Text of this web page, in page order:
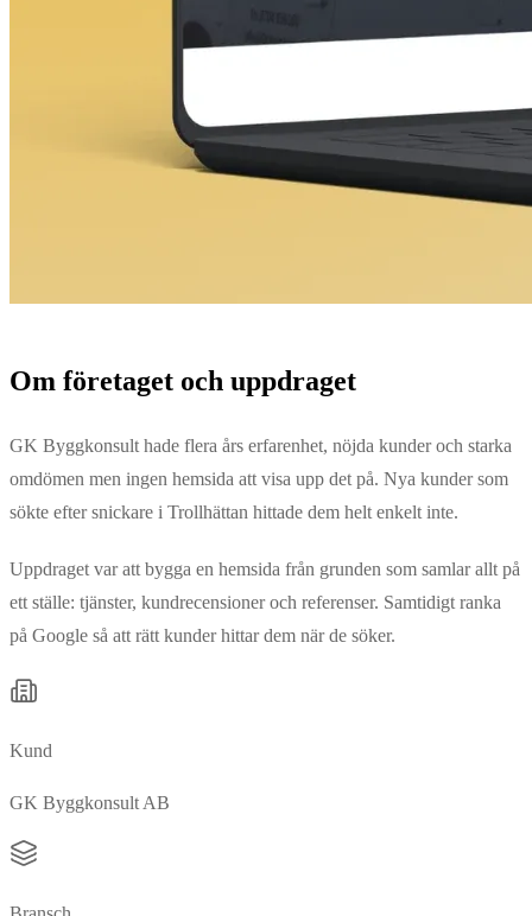
Om företaget och uppdraget
GK Byggkonsult hade flera års erfarenhet, nöjda kunder och starka
omdömen men ingen hemsida att visa upp det på. Nya kunder som
sökte efter snickare i Trollhättan hittade dem helt enkelt inte.
Uppdraget var att bygga en hemsida från grunden som samlar allt på
ett ställe: tjänster, kundrecensioner och referenser. Samtidigt ranka
på Google så att rätt kunder hittar dem när de söker.
Kund
GK Byggkonsult AB